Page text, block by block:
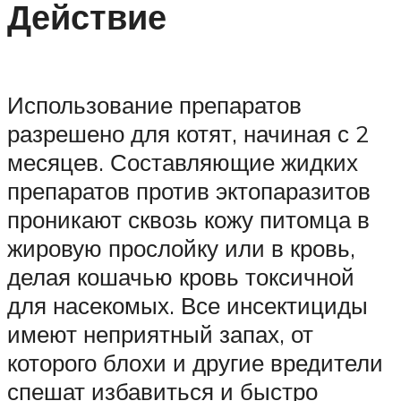
Действие
Использование препаратов
разрешено для котят, начиная с 2
месяцев. Составляющие жидких
препаратов против эктопаразитов
проникают сквозь кожу питомца в
жировую прослойку или в кровь,
делая кошачью кровь токсичной
для насекомых. Все инсектициды
имеют неприятный запах, от
которого блохи и другие вредители
спешат избавиться и быстро